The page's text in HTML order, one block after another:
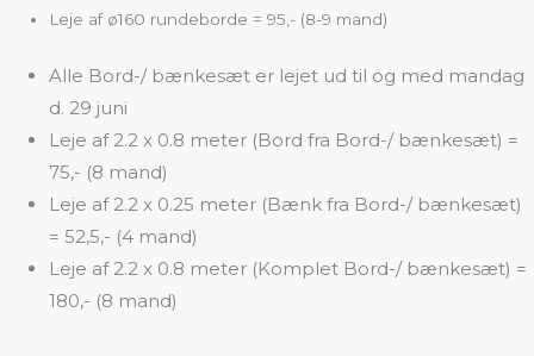
Leje af ø160 rundeborde = 95,- (8-9 mand)
Alle Bord-/ bænkesæt er lejet ud til og med mandag
d. 29 juni
Leje af 2.2 x 0.8 meter (Bord fra Bord-/ bænkesæt) =
75,- (8 mand)
Leje af 2.2 x 0.25 meter (Bænk fra Bord-/ bænkesæt)
= 52,5,- (4 mand)
Leje af 2.2 x 0.8 meter (Komplet Bord-/ bænkesæt) =
180,- (8 mand)